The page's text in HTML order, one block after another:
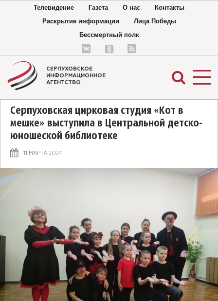
Телевидение Газета О нас
Контакты
Раскрытие информации
Лица Победы
Бессмертный полк
СЕРПУХОВСКОЕ
ИНФОРМАЦИОННОЕ
АГЕНТСТВО
Серпуховская цирковая студия «Кот в
мешке» выступила в Центральной детско-
юношеской библиотеке
11 МАРТА 2024